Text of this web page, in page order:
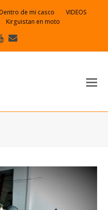
Dentro de mi casco
VIDEOS
Kirguistan en moto
Youtube
electrónico